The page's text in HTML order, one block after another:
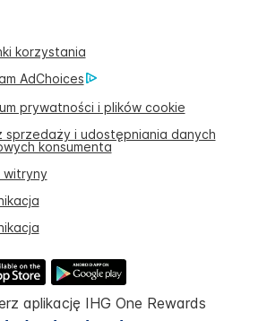
korzystania
AdChoices
prywatności i plików cookie
sprzedaży i udostępniania danych
konsumenta
witryny
aplikację IHG One Rewards